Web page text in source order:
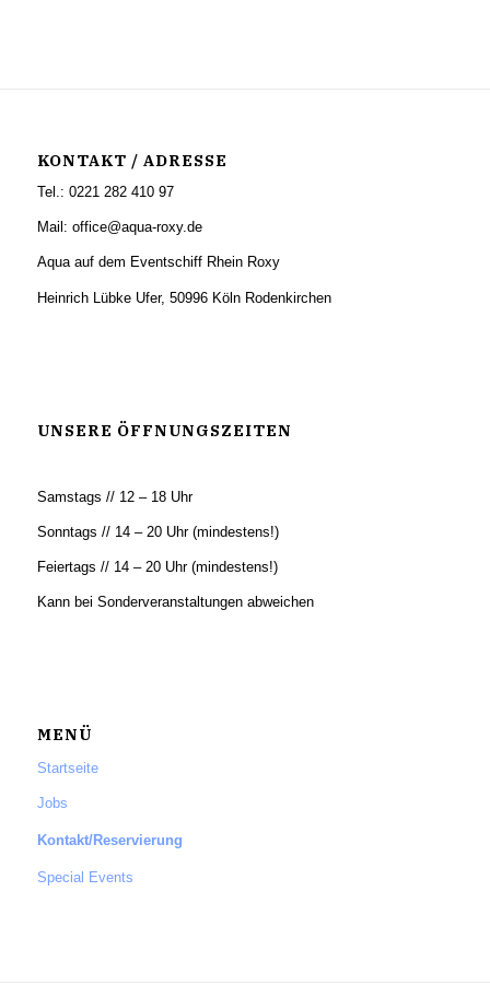
KONTAKT / ADRESSE
Tel.: 0221 282 410 97
Mail: office@aqua-roxy.de
Aqua auf dem Eventschiff Rhein Roxy
Heinrich Lübke Ufer, 50996 Köln Rodenkirchen
UNSERE ÖFFNUNGSZEITEN
Samstags // 12 – 18 Uhr
Sonntags // 14 – 20 Uhr (mindestens!)
Feiertags // 14 – 20 Uhr (mindestens!)
Kann bei Sonderveranstaltungen abweichen
MENÜ
Startseite
Jobs
Kontakt/Reservierung
Special Events